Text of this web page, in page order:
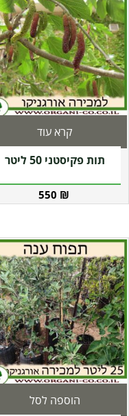
תות פקיסטני 50 ליטר
550 ₪
קרא עוד
הוספה לסל